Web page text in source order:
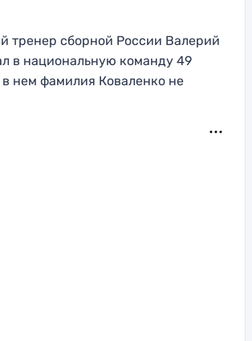
тренер сборной России Валерий
в национальную команду 49
в нем фамилия Коваленко не